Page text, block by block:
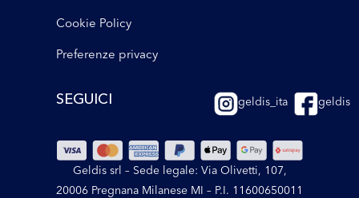
Cookie Policy
Preferenze privacy
SEGUICI geldis_ita geldis
Geldis srl – Sede legale: Via Olivetti, 107,
20006 Pregnana Milanese MI – P.I. 11600650011